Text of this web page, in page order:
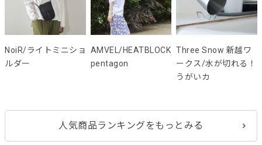
NoiR/ライトミニショ
ルダー
AMVEL/HEATBLOCK
pentagon
Three Snow 新越ワ
ークス/水が切れる！
うがいカ
人気商品ランキングをもっとみる